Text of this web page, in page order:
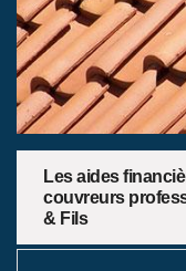
Les aides
couvreurs
& Fils